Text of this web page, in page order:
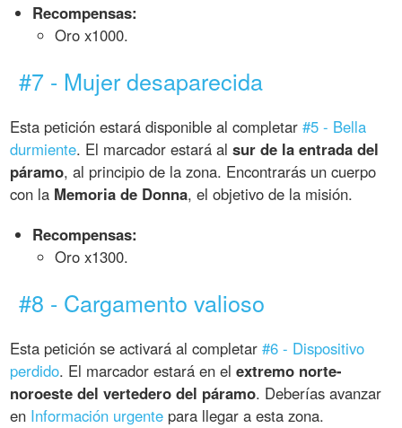
Recompensas:
Oro x1000.
#7 - Mujer desaparecida
Esta petición estará disponible al completar#5 - Bella
durmiente. El marcador estará alsur de la entrada del
páramo, al principio de la zona. Encontrarás un cuerpo
con la Memoria de Donna, el objetivo de la misión.
Recompensas:
Oro x1300.
#8 - Cargamento valioso
Esta petición se activará al completar#6 - Dispositivo
perdido. El marcador estará en elextremo norte-
noroeste del vertedero del páramo. Deberías avanzar
en Información urgente para llegar a esta zona.